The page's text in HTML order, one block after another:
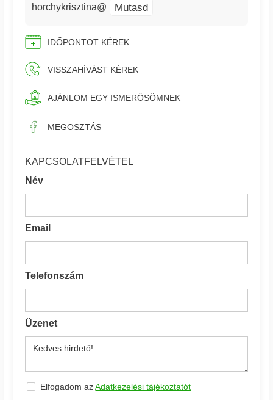
horchykrisztina@ Mutasd
IDŐPONTOT KÉREK
VISSZAHÍVÁST KÉREK
AJÁNLOM EGY ISMERŐSÖMNEK
MEGOSZTÁS
KAPCSOLATFELVÉTEL
Név
Email
Telefonszám
Üzenet
Elfogadom azAdatkezelési tájékoztatót